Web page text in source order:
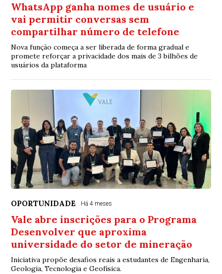
WhatsApp ganha nomes de usuário e
vai permitir conversas sem
compartilhar número de telefone
Nova função começa a ser liberada de forma gradual e
promete reforçar a privacidade dos mais de 3 bilhões de
usuários da plataforma
OPORTUNIDADE Há 4 meses
Vale abre inscrições para o Programa
Desenvolver que aproxima
universidade do setor de mineração
Iniciativa propõe desafios reais a estudantes de Engenharia,
Geologia, Tecnologia e Geofísica.